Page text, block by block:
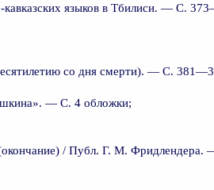
кавказских языков в Тбилиси. — С.
со дня смерти). — С.
— С. 4 обложки;
(окончание) / Публ. Г. М.